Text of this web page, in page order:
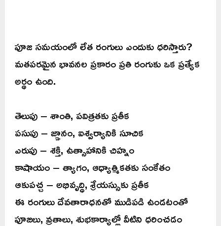
పూజ సమయంలో లేత రంగులు ఎందుకు ధరిస్తారు?
మతపరమైన భావనల ప్రకారం ప్రతి రంగుకు ఒక ప్రత్యేక
అర్థం ఉంది.
తెలుపు – శాంతి, పవిత్రతకు ప్రతీక
పసుపు – జ్ఞానం, ఐశ్వర్యానికి సూచిక
ఎరుపు – శక్తి, ఉత్సాహానికి చిహ్నం
కాషాయం – త్యాగం, ఆధ్యాత్మికతకు సంకేతం
ఆకుపచ్చ – అభివృద్ధి, శ్రేయస్సుకు ప్రతీక
ఈ రంగులు దేవతారాధనతో ముడిపడి ఉండటంతో
పూజలు, వ్రతాలు, శుభకార్యాల్లో వీటిని ధరించడం